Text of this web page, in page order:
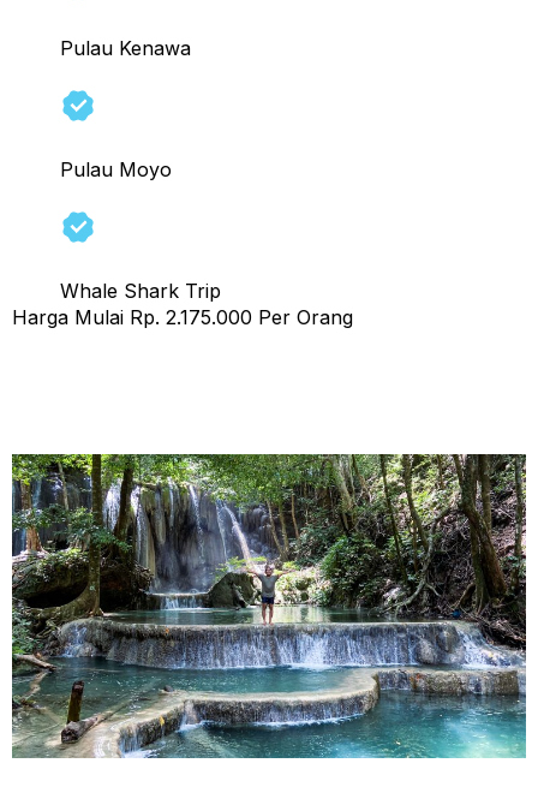
Pulau Kenawa
Pulau Moyo
Whale Shark Trip
Harga Mulai Rp. 2.175.000 Per Orang